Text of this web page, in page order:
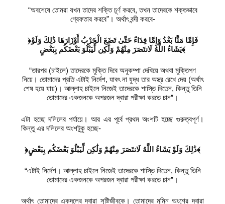
“অবশেষে তোমরা যখন তাদের শক্তি চূর্ণ করবে, তখন তাদেরকে শক্তভাবে
গ্রেফতার করবে”। অর্থাৎ বন্দী করবে-
﴿فَإِمَّا مَنًّا بَعْدُ وَإِمَّا فِدَاءً حَتَّىٰ تَضَعَ الْحَرْبُ أَوْزَارَهَا ذَٰلِكَ وَلَوْ
يَشَاءُ اللَّهُ لَانتَصَرَ مِنْهُمْ وَلَٰكِن لِّيَبْلُوَ بَعْضَكُم بِبَعْضٍ﴾
“তারপর (চাইলে) তাদেরকে মুক্তি দিবে অনুকম্পা দেখিয়ে অথবা মুক্তিপণ
নিয়ে। তোমাদের প্রতি এটাই নির্দেশ, যাবৎ না যুদ্ধ তার অস্ত্র রেখে দেয় (অর্থাৎ
শেষ হয়ে যায়)। আল্লাহ চাইলে নিজেই তাদেরকে শাস্তি দিতেন, কিন্তু তিনি
তোমাদের একজনকে অপরজন দ্বারা পরীক্ষা করতে চান”।
এটা হচ্ছে দলিলের পর্যায়ে। আর এর পূর্বে প্রথম অংশটি হচ্ছে গুরুত্বপূর্ণ।
কিন্তু এর দলিলের অংশটুকু হচ্ছে-
﴿ذَٰلِكَ وَلَوْ يَشَاءُ اللَّهُ لَانتَصَرَ مِنْهُمْ وَلَٰكِن لِّيَبْلُوَ بَعْضَكُم بِبَعْضٍ﴾
“এটাই নির্দেশ। আল্লাহ চাইলে নিজেই তাদেরকে শাস্তি দিতেন, কিন্তু তিনি
তোমাদের একজনকে অপরজন দ্বারা পরীক্ষা করতে চান”।
অর্থাৎ তোমাদের একদলের দ্বারা সৃষ্টিজীবকে। তোমাদের মুমিন অংশের দ্বারা